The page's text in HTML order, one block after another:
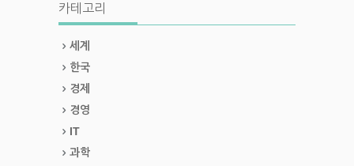
카테고리
세계
한국
경제
경영
IT
과학